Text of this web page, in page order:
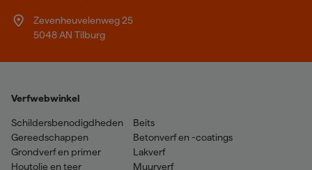
Zevenheuvelenweg 25
5048 AN Tilburg
Verfwebwinkel
Schildersbenodigdheden
Gereedschappen
Grondverf en primer
Houtolie en teer
Beits
Betonverf en -coatings
Lakverf
Muurverf